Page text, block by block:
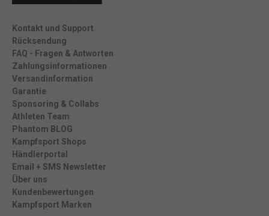
Kontakt und Support
Rücksendung
FAQ - Fragen & Antworten
Zahlungsinformationen
Versandinformation
Garantie
Sponsoring & Collabs
Athleten Team
Phantom BLOG
Kampfsport Shops
Händlerportal
Email + SMS Newsletter
Über uns
Kundenbewertungen
Kampfsport Marken